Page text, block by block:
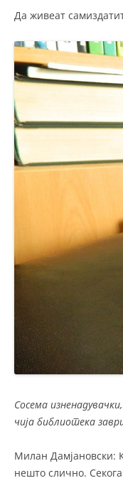
Да живеат
Сосема
чија библиотека
Милан Дамјановски:
нешто слично.